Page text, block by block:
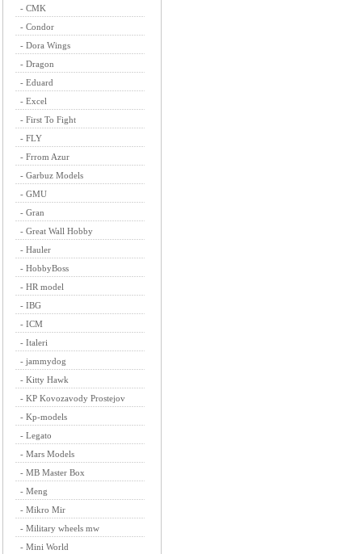
- CMK
- Condor
- Dora Wings
- Dragon
- Eduard
- Excel
- First To Fight
- FLY
- Frrom Azur
- Garbuz Models
- GMU
- Gran
- Great Wall Hobby
- Hauler
- HobbyBoss
- HR model
- IBG
- ICM
- Italeri
- jammydog
- Kitty Hawk
- KP Kovozavody Prostejov
- Kp-models
- Legato
- Mars Models
- MB Master Box
- Meng
- Mikro Mir
- Military wheels mw
- Mini World